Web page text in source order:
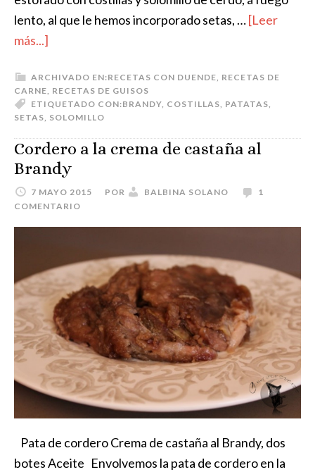
lento, al que le hemos incorporado setas, …[Leer
más...]
ARCHIVADO EN:RECETAS CON DUENDE RECETAS DE
CARNE RECETAS DE GUISOS
ETIQUETADO CON:BRANDY COSTILLAS PATATAS
SETAS SOLOMILLO
Cordero a la crema de castaña al
Brandy
7 MAYO 2015 POR BALBINA SOLANO
1
COMENTARIO
Pata de cordero Crema de castaña al Brandy, dos
botes Aceite Envolvemos la pata de cordero en la